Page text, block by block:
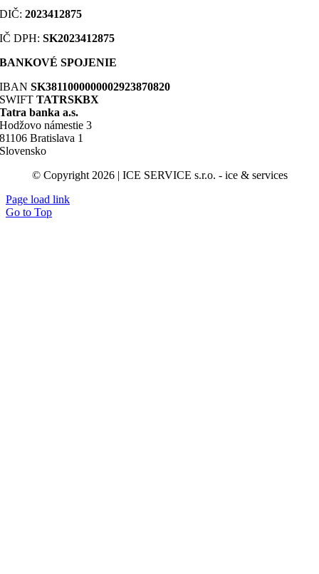
DIČ:2023412875
IČ DPH:SK2023412875
BANKOVÉ SPOJENIE
IBANSK3811000000002923870820
SWIFT TATRSKBX
Tatra banka a.s.
Hodžovo námestie 3
81106 Bratislava 1
Slovensko
© Copyright 2026 | ICE SERVICE s.r.o. - ice & services
Page load link
Go to Top